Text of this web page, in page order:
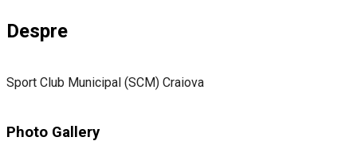
Despre
Sport Club Municipal (SCM) Craiova
Photo Gallery